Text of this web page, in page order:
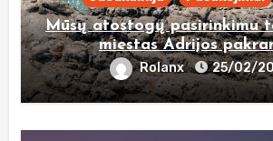
Mūsų atostogų pasirinkimu
miestas Adrijos
Rolanx 25/02/